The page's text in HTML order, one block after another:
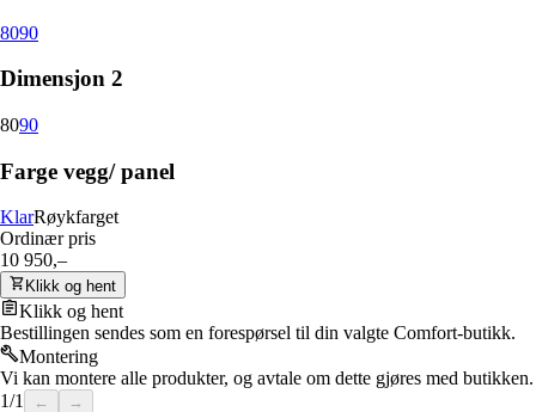
8090
Dimensjon 2
8090
Farge vegg/ panel
KlarRøykfarget
Ordinær pris
10 950,–
Klikk og hent
Klikk og hent
Bestillingen sendes som en forespørsel til din valgte Comfort-butikk.
Montering
Vi kan montere alle produkter, og avtale om dette gjøres med butikken.
1/1 ← →